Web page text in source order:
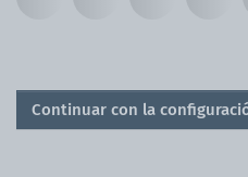
Continuar con la